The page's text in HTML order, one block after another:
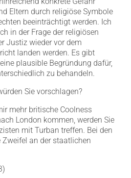
Eltern durch religiöse Symbole
beeinträchtigt werden. Ich
in der Frage der religiösen
Justiz wieder vor dem
landen werden. Es gibt
plausible Begründung dafür,
zu behandeln.
Sie vorschlagen?
mehr britische Coolness
London kommen, werden Sie
mit Turban treffen. Bei den
an der staatlichen